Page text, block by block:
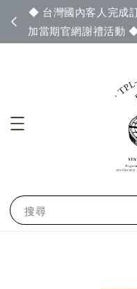
◆ 台灣國內客人完成
加當期官網謝禮活動
搜尋